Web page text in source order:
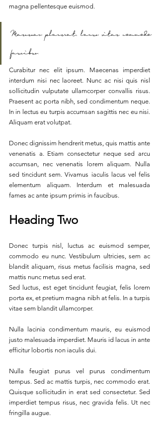
magna pellentesque euismod.
Maecenas placerat, lacus vitae commodo
faucibus.
Curabitur nec elit ipsum. Maecenas imperdiet
interdum nisi nec laoreet. Nunc ac nisi quis nisl
sollicitudin vulputate ullamcorper convallis risus.
Praesent ac porta nibh, sed condimentum neque.
In in lectus eu turpis accumsan sagittis nec eu nisi.
Aliquam erat volutpat.
Donec dignissim hendrerit metus, quis mattis ante
venenatis a. Etiam consectetur neque sed arcu
accumsan, nec venenatis lorem aliquam. Nulla
sed tincidunt sem. Vivamus iaculis lacus vel felis
elementum aliquam. Interdum et malesuada
fames ac ante ipsum primis in faucibus.
Heading Two
Donec turpis nisl, luctus ac euismod semper,
commodo eu nunc. Vestibulum ultricies, sem ac
blandit aliquam, risus metus facilisis magna, sed
mattis nunc metus sed erat.
Sed luctus, est eget tincidunt feugiat, felis lorem
porta ex, et pretium magna nibh at felis. In a turpis
vitae sem blandit ullamcorper.
Nulla lacinia condimentum mauris, eu euismod
justo malesuada imperdiet. Mauris id lacus in ante
efficitur lobortis non iaculis dui.
Nulla feugiat purus vel purus condimentum
tempus. Sed ac mattis turpis, nec commodo erat.
Quisque sollicitudin in erat sed consectetur. Sed
imperdiet tempus risus, nec gravida felis. Ut nec
fringilla augue.